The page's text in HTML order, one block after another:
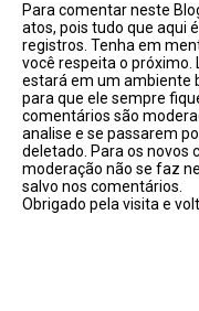
Para comentar neste
atos, pois tudo que aqui
registros. Tenha em
você respeita o próximo.
estará em um ambiente
para que ele sempre
comentários são
analise e se passarem
deletado. Para os novos
moderação não se faz
salvo nos comentários.
Obrigado pela visita e